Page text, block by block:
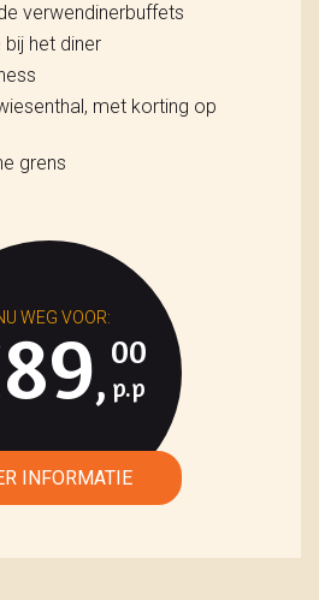
verwendinerbuffets
het diner
met korting op
grens
,
00